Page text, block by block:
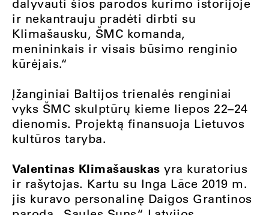
dalyvauti šios parodos kūrimo istorijoje
ir nekantrauju pradėti dirbti su
Klimašausku, ŠMC komanda,
menininkais ir visais būsimo renginio
kūrėjais.“
Įžanginiai Baltijos trienalės renginiai
vyks ŠMC skulptūrų kieme liepos 22–24
dienomis. Projektą finansuoja Lietuvos
kultūros taryba.
Valentinas Klimašauskas yra kuratorius
ir rašytojas. Kartu su Inga Lāce 2019 m.
jis kuravo personalinę Daigos Grantinos